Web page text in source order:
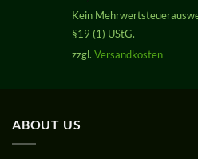
Kein
§19 (1) UStG.
zzgl. Versandkosten
ABOUT US